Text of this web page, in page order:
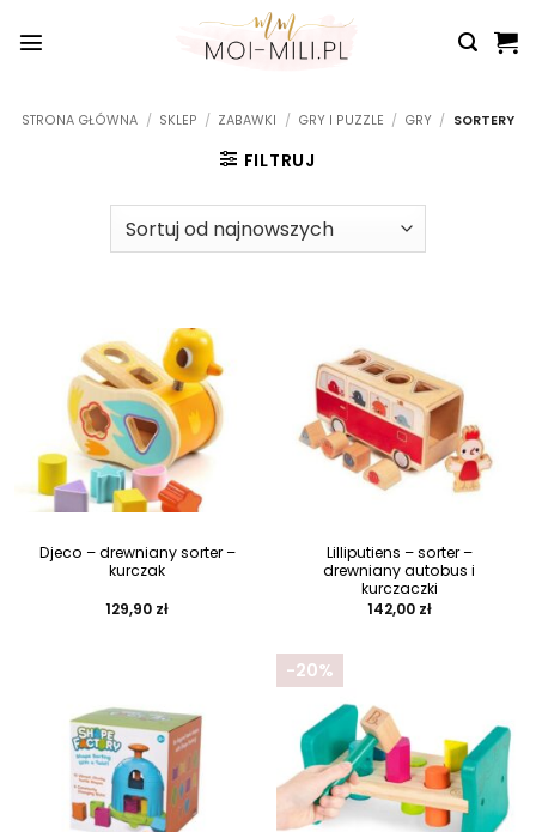
do
STRONA GŁÓWNA / SKLEP / ZABAWKI / GRY I PUZZLE / GRY / SORTERY
FILTRUJ
Djeco – drewniany sorter –
kurczak
129,90 zł
Lilliputiens – sorter –
drewniany autobus i
kurczaczki
142,00 zł
-20%